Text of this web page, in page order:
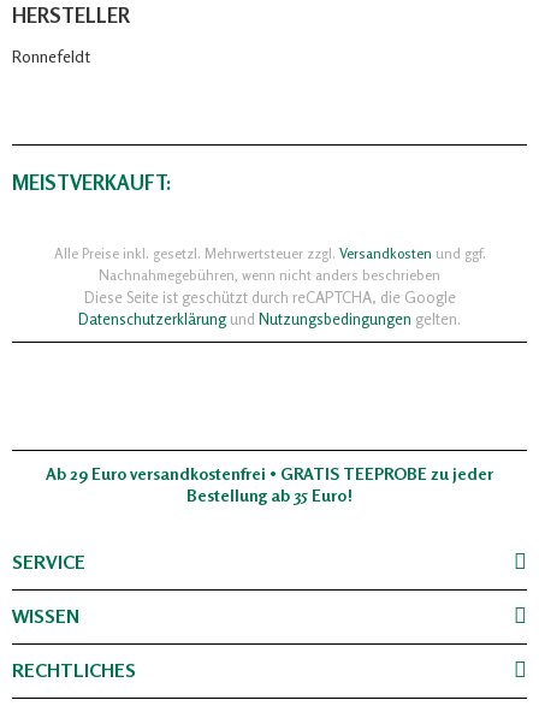
HERSTELLER
Ronnefeldt
MEISTVERKAUFT:
Alle Preise inkl. gesetzl. Mehrwertsteuer zzgl. Versandkosten und ggf.
Nachnahmegebühren, wenn nicht anders beschrieben
Diese Seite ist geschützt durch reCAPTCHA, die Google
Datenschutzerklärungund Nutzungsbedingungen gelten.
Ab 29 Euro versandkostenfrei • GRATIS TEEPROBE zu jeder
Bestellung ab 35 Euro!
SERVICE
WISSEN
RECHTLICHES